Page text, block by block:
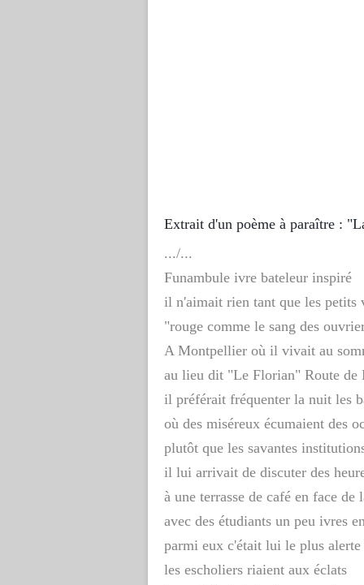
Extrait d'un poème à paraître :
.../...
Funambule ivre bateleur inspiré
il n'aimait rien tant que les petits
"rouge comme le sang des
A Montpellier où il vivait au
au lieu dit "Le Florian" Route de
il préférait fréquenter la nuit les
où des miséreux écumaient des
plutôt que les savantes
il lui arrivait de discuter des
à une terrasse de café en face de
avec des étudiants un peu ivres
parmi eux c'était lui le plus
les escholiers riaient aux éclats